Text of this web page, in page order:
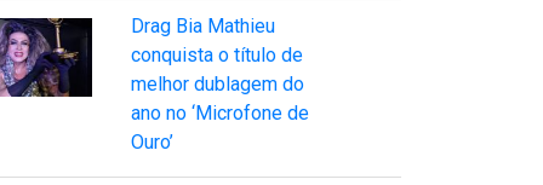
Drag Bia Mathieu
conquista o título de
melhor dublagem do
ano no ‘Microfone de
Ouro’